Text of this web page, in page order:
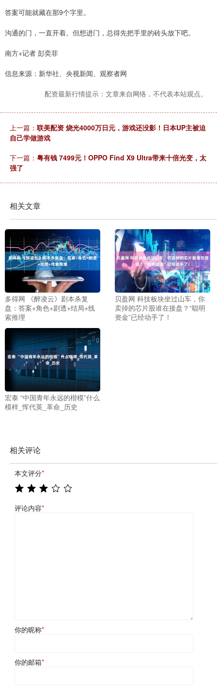
答案可能就藏在那9个字里。
沟通的门，一直开着。但想进门，总得先把手里的砖头放下吧。
南方+记者 彭奕菲
信息来源：新华社、央视新闻、观察者网
配资最新行情提示：文章来自网络，不代表本站观点。
上一篇： 联美配资 烧光4000万日元，游戏还没影！日本UP主被迫
自己学做游戏
下一篇： 粤有钱 7499元！OPPO Find X9 Ultra带来十倍光变，太
强了
相关文章
多得网 《醉凌云》剧本杀复
盘：答案+角色+剧透+结局+线
索推理
贝盈网 科技板块坐过山车，你
卖掉的芯片股谁在接盘？“聪明
资金”已经动手了！
宏泰 “中国青年永远的楷模”什么
模样_恽代英_革命_历史
相关评论
本文评分*
评论内容*
你的昵称*
你的邮箱*